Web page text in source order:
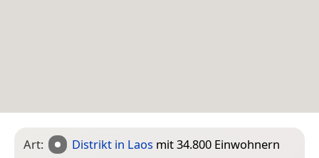
Art: Distrikt in Laos mit 34.800 Einwohnern